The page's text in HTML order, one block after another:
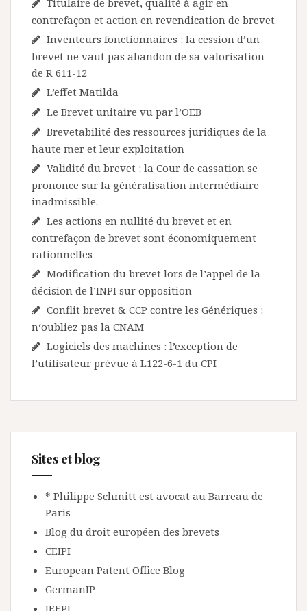
Titulaire de brevet, qualité à agir en
contrefaçon et action en revendication de brevet
Inventeurs fonctionnaires : la cession d’un
brevet ne vaut pas abandon de sa valorisation
de R 611-12
L’effet Matilda
Le Brevet unitaire vu par l’OEB
Brevetabilité des ressources juridiques de la
haute mer et leur exploitation
Validité du brevet : la Cour de cassation se
prononce sur la généralisation intermédiaire
inadmissible.
Les actions en nullité du brevet et en
contrefaçon de brevet sont économiquement
rationnelles
Modification du brevet lors de l’appel de la
décision de l’INPI sur opposition
Conflit brevet & CCP contre les Génériques :
n‘oubliez pas la CNAM
Logiciels des machines : l’exception de
l’utilisateur prévue à L122-6-1 du CPI
Sites et blog
* Philippe Schmitt est avocat au Barreau de
Paris
Blog du droit européen des brevets
CEIPI
European Patent Office Blog
GermanIP
IEEPI